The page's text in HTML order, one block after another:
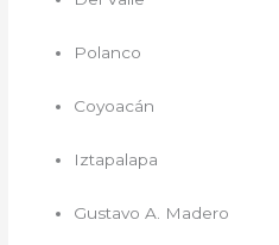
Polanco
Coyoacán
Iztapalapa
Gustavo A. Madero